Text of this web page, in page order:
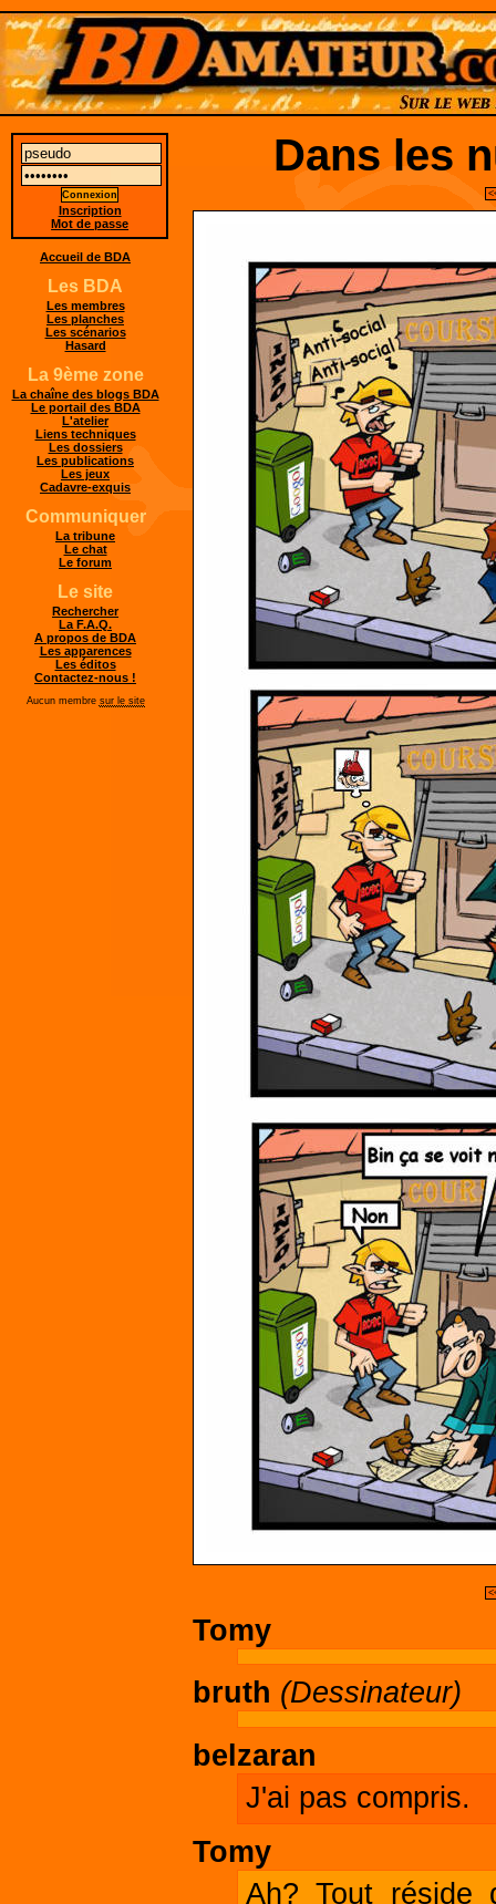
Dans les
Tomy
bruth (Dessinateur)
belzaran
J'ai pas compris.
Tomy
Ah? Tout réside
Inscription
Mot de passe
Accueil de BDA
Les BDA
Les membres
Les planches
Les scénarios
Hasard
La 9ème zone
La chaîne des blogs BDA
Le portail des BDA
L'atelier
Liens techniques
Les dossiers
Les publications
Les jeux
Cadavre-exquis
Communiquer
La tribune
Le chat
Le forum
Le site
Rechercher
La F.A.Q.
A propos de BDA
Les apparences
Les éditos
Contactez-nous !
Aucun membre sur le site